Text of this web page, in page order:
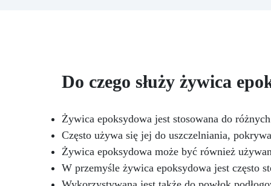
żywicy epoksydowej One to One
+ 100 przydatnych akcesoriów
500 g żywicy, 12 dodatków
dekoracyjnych, suszone kwiaty,
silikonową formę z literami,
breloczki, końcówki do
miniwiertarki, ponad 100
elementów.
Do czego służy żywica
Żywica epoksydowa jest stosowana do
Często używa się jej do uszczelniania,
Żywica epoksydowa może być również
W przemyśle żywica epoksydowa jest często